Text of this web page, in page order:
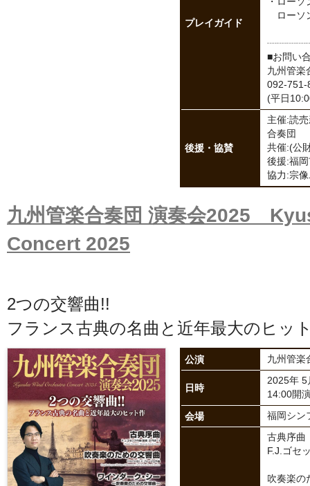
プレイガイド
ローソ
■お問い
九州管楽
092-751-
(平日
後援・協賛
主催:読
合奏団
共催:(公
後援:福
協力:宗
九州管楽合奏団 演奏会2025
Concert 2025
2つの交響曲!!
フランス古典の名曲と近年最大のヒッ
公演 九州管楽
日時
2025年 5
14:00開
会場 福岡シン
古典序曲
F.J.ゴセ
吹奏楽の